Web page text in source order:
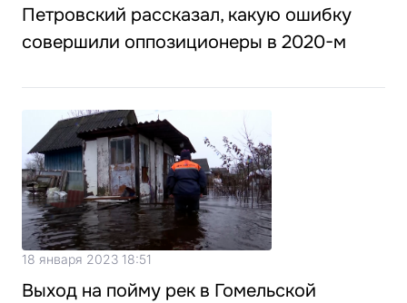
Петровский рассказал, какую ошибку
совершили оппозиционеры в 2020-м
18 января 2023 18:51
Выход на пойму рек в Гомельской